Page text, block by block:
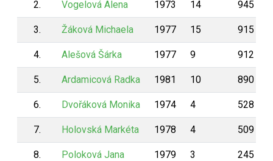
2. Vogelová Alena 1973 14 945
3. Žáková Michaela 1977 15 915
4. Alešová Šárka 1977 9 912
5. Ardamicová Radka 1981 10 890
6. Dvořáková Monika 1974 4 528
7. Holovská Markéta 1978 4 509
8. Poloková Jana 1979 3 245